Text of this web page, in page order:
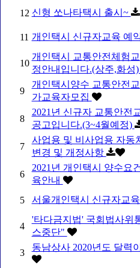
12 신형 쏘나타택시 출시~
11 개인택시 신규자교육 예
10
개인택시 교통안전체험
정안내입니다.(상주,화성)
9
개인택시양수 교통안전
가교육자모집
8
2021년 신규자 교통안전
공고입니다.(3~4월예정)
7
사업용 및 비사업용 자동
변경 및 개정사항
6
2021년 개인택시 양수요
육안내
5
서울개인택시 신규자교
4
'타다금지법' 국회법사위
스중단"
3
동남상사 2020년도 달력